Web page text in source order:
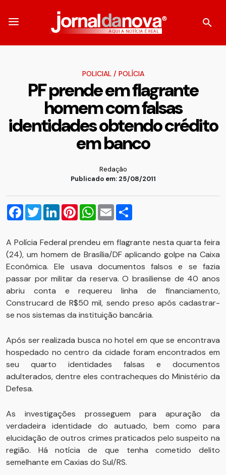
POLICIAL/ POLÍCIA
PF prende em flagrante
homem com falsas
identidades obtendo crédito
em banco
Redação
Publicado em: 25/08/2011
Facebook
TwitterLinkedInPinterestWhatsApp
Email
A Polícia Federal prendeu em flagrante nesta quarta feira
(24), um homem de Brasília/DF aplicando golpe na Caixa
Econômica. Ele usava documentos falsos e se fazia
passar por militar da reserva. O brasiliense de 40 anos
abriu conta e requereu linha de financiamento,
Construcard de R$50 mil, sendo preso após cadastrar-
se nos sistemas da instituição bancária.
Após ser realizada busca no hotel em que se encontrava
hospedado no centro da cidade foram encontrados em
seu quarto identidades falsas e documentos
adulterados, dentre eles contracheques do Ministério da
Defesa.
As investigações prosseguem para apuração da
verdadeira identidade do autuado, bem como para
elucidação de outros crimes praticados pelo suspeito na
região. Há notícia de que tenha cometido delito
semelhante em Caxias do Sul/RS.